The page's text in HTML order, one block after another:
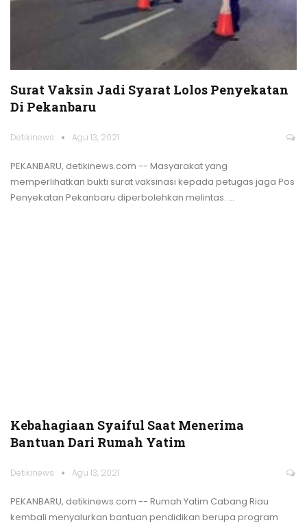
Surat Vaksin Jadi Syarat Lolos Penyekatan
Di Pekanbaru
Detikinews Agu 13, 2021
PEKANBARU, detikinews.com -- Masyarakat yang
memperlihatkan bukti surat vaksinasi kepada petugas jaga Pos
Penyekatan Pekanbaru diperbolehkan melintas. …
Kebahagiaan Syaiful Saat Menerima
Bantuan Dari Rumah Yatim
Detikinews Agu 13, 2021
PEKANBARU, detikinews.com -- Rumah Yatim Cabang Riau
kembali menyalurkan bantuan pendidikan berupa program